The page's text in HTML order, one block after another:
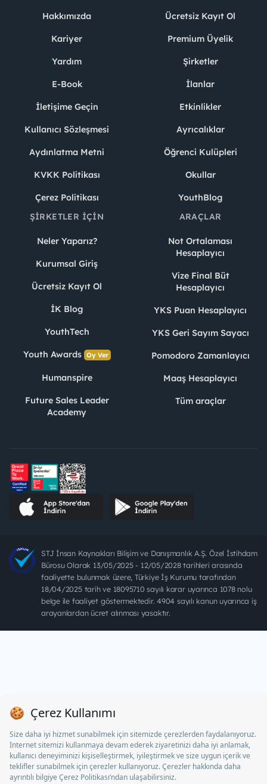
Hakkımızda
Kariyer
Yardım
E-Book
İletişime Geçin
Kullanıcı Sözleşmesi
Aydınlatma Metni
KVKK Politikası
Çerez Politikası
Ücretsiz Kayıt Ol
Premium Üyelik
Şirketler
İlanlar
Etkinlikler
Ayrıcalıklar
Öğrenci Kulüpleri
Okullar
YouthBlog
ŞIRKETLER İÇIN
Neler Yaparız?
Kurumsal Giriş
Ücretsiz Kayıt Ol
İK Blog
YouthTech
Youth Awards Oy Ver
Humanspire
Future Sales Leader
Academy
ARAÇLAR
Not Ortalaması
Hesaplayıcı
Vize Final Büt
Hesaplayıcı
YKS Puan Hesaplayıcı
YKS Geri Sayım Sayacı
Pomodoro Zamanlayıcı
Maaş Hesaplayıcı
Tüm araçlar
STJ İnsan Kaynakları Bilişim ve Danışmanlık A.Ş. Özel İstihdam
Bürosu Olarak 13/05/2025 - 12/05/2028 tarihleri arasında
faaliyette bulunmak üzere, Türkiye İş Kurumu tarafından
18/04/2025 tarih ve 18095710 sayılı karar uyarınca 1078 nolu
belge ile faaliyet göstermektedir. 4904 sayılı kanun uyarınca iş
arayanlardan ücret alınması yasaktır.